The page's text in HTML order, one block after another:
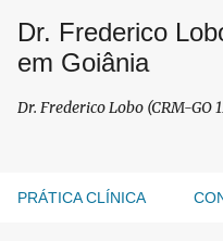
Pular para
Dr. Frederico
em Goiânia
Dr. Frederico Lobo (CRM-GO
PRÁTICA CLÍNICA